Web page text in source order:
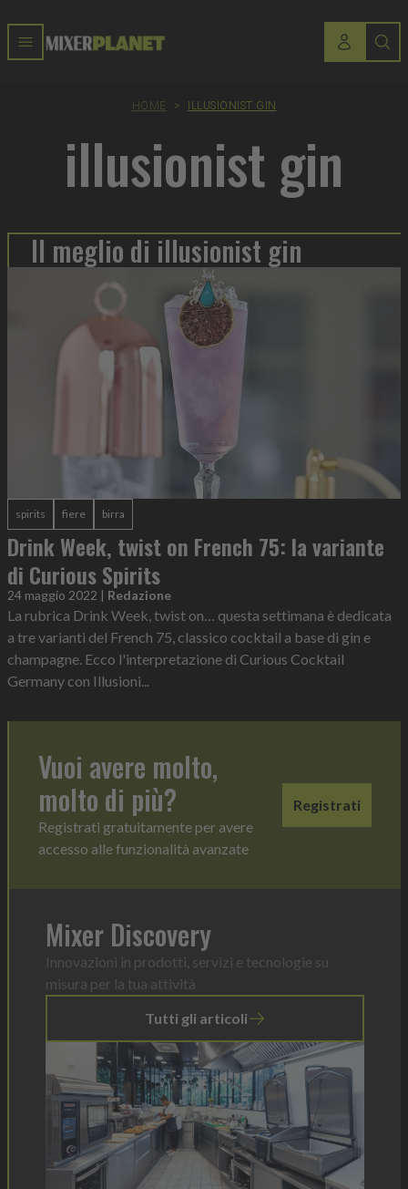
HOME > ILLUSIONIST GIN
illusionist gin
Il meglio di illusionist gin
spirits fiere birra
Drink Week, twist on French 75: la variante
di Curious Spirits
24 maggio 2022 | Redazione
La rubrica Drink Week, twist on… questa settimana è dedicata
a tre varianti del French 75, classico cocktail a base di gin e
champagne. Ecco l'interpretazione di Curious Cocktail
Germany con Illusioni...
Vuoi avere molto,
molto di più?
Registrati gratuitamente per avere
accesso alle funzionalità avanzate
Registrati
Mixer Discovery
Innovazioni in prodotti, servizi e tecnologie su
misura per la tua attività
Tutti gli articoli